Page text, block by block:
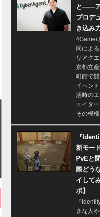
と――ア
プロデ
き込み
4Gamer
同によ
リアク
京都立
町館で
イベン
活時の
エイタ
その模
『
新モー
PvEと
際どう
イして
ポ】
『
きな人